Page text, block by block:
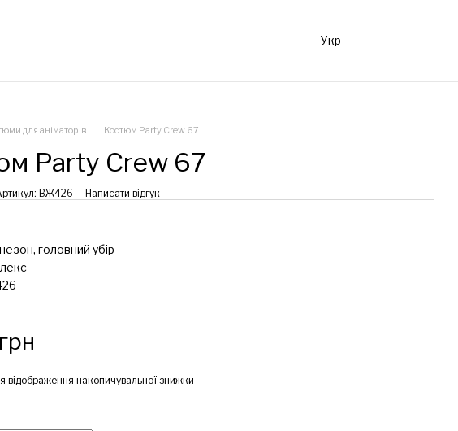
Укр
для аніматорів Костюм Party Crew 67
Party Crew 67
ВЖ426 Написати відгук
головний убір
відображення накопичувальної знижки